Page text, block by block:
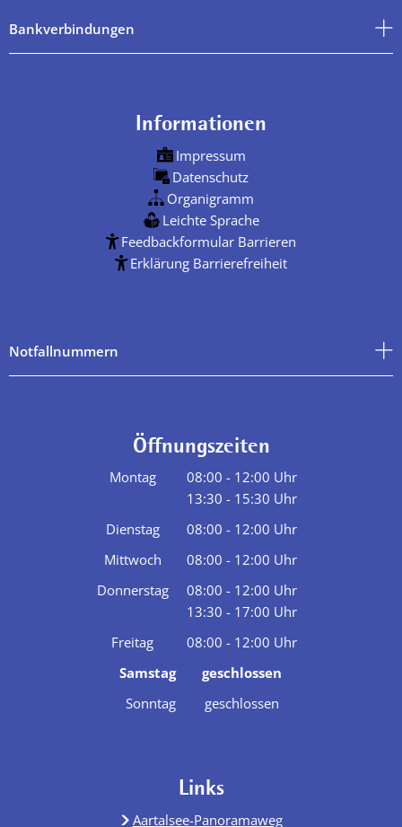
Bankverbindungen
Informationen
Impressum
Datenschutz
Organigramm
Leichte Sprache
Feedbackformular Barrieren
Erklärung Barrierefreiheit
Notfallnummern
Öffnungszeiten
Montag 08:00 - 12:00 Uhr
Von 08:00 bis 12:00 Uhr
13:30 - 15:30 Uhr
Von 13:30 bis 15:30 Uhr
Dienstag 08:00 - 12:00 Uhr
Von 08:00 bis 12:00 Uhr
Mittwoch 08:00 - 12:00 Uhr
Von 08:00 bis 12:00 Uhr
Donnerstag 08:00 - 12:00 Uhr
Von 08:00 bis 12:00 Uhr
13:30 - 17:00 Uhr
Von 13:30 bis 17:00 Uhr
Freitag 08:00 - 12:00 Uhr
Von 08:00 bis 12:00 Uhr
Samstag
geschlossen
Sonntag
geschlossen
Links
Aartalsee-Panoramaweg